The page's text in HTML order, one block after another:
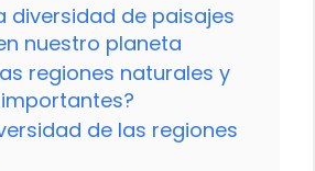
diversidad de paisajes
nuestro planeta
regiones naturales y
de las regiones